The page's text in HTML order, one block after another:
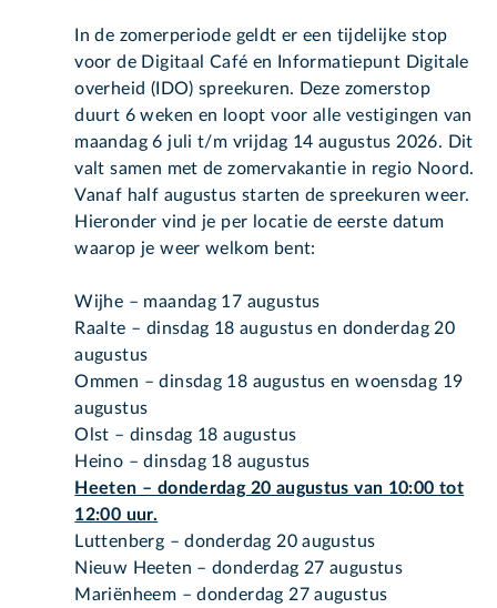
In de zomerperiode geldt er een tijdelijke stop
voor de Digitaal Café en Informatiepunt Digitale
overheid (IDO) spreekuren. Deze zomerstop
duurt 6 weken en loopt voor alle vestigingen van
maandag 6 juli t/m vrijdag 14 augustus 2026. Dit
valt samen met de zomervakantie in regio Noord.
Vanaf half augustus starten de spreekuren weer.
Hieronder vind je per locatie de eerste datum
waarop je weer welkom bent:
Wijhe – maandag 17 augustus
Raalte – dinsdag 18 augustus en donderdag 20
augustus
Ommen – dinsdag 18 augustus en woensdag 19
augustus
Olst – dinsdag 18 augustus
Heino – dinsdag 18 augustus
Heeten – donderdag 20 augustus van 10:00 tot
12:00 uur.
Luttenberg – donderdag 20 augustus
Nieuw Heeten – donderdag 27 augustus
Mariënheem – donderdag 27 augustus